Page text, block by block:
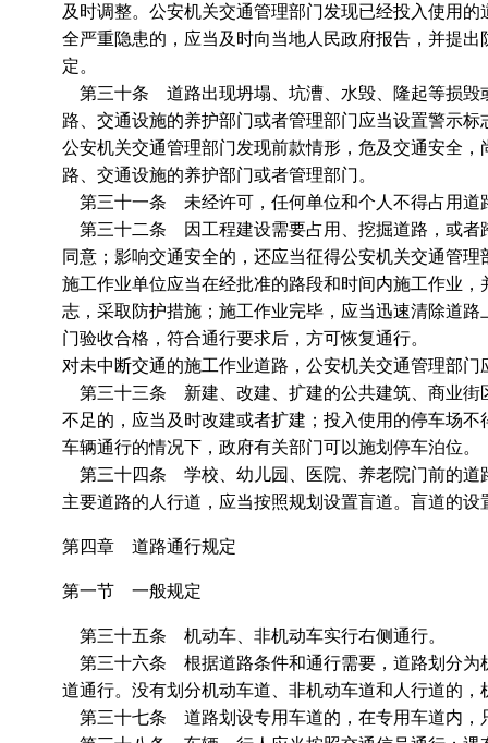
及时调整。公安机关交通管理部门发现已经投入使用
全严重隐患的，应当及时向当地人民政府报告，并提
定。
第三十条 道路出现坍塌、坑漕、水毁、隆起等损毁
路、交通设施的养护部门或者管理部门应当设置警示标
公安机关交通管理部门发现前款情形，危及交通安全
路、交通设施的养护部门或者管理部门。
第三十一条 未经许可，任何单位和个人不得占用道
第三十二条 因工程建设需要占用、挖掘道路，或者
同意；影响交通安全的，还应当征得公安机关交通管理
施工作业单位应当在经批准的路段和时间内施工作业
志，采取防护措施；施工作业完毕，应当迅速清除道
门验收合格，符合通行要求后，方可恢复通行。
对未中断交通的施工作业道路，公安机关交通管理部
第三十三条 新建、改建、扩建的公共建筑、商业街
不足的，应当及时改建或者扩建；投入使用的停车场
车辆通行的情况下，政府有关部门可以施划停车泊位。
第三十四条 学校、幼儿园、医院、养老院门前的道
主要道路的人行道，应当按照规划设置盲道。盲道的设
第四章 道路通行规定
第一节 一般规定
第三十五条 机动车、非机动车实行右侧通行。
第三十六条 根据道路条件和通行需要，道路划分为
道通行。没有划分机动车道、非机动车道和人行道的
第三十七条 道路划设专用车道的，在专用车道内，